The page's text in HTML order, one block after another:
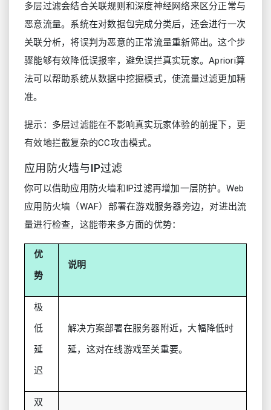
多层过滤会结合关联规则和深度神经网络来区分正常与
恶意流量。系统在对数据包完成分类后，还会进行一次
关联分析，将误判为恶意的正常流量重新筛出。这个步
骤能够有效降低误报率，避免误拦真实玩家。Apriori算
法可以帮助系统从数据中挖掘模式，使流量过滤更加精
准。
提示：多层过滤能在不影响真实玩家体验的前提下，更
有效地拦截复杂的CC攻击模式。
应用防火墙与IP过滤
你可以借助应用防火墙和IP过滤再增加一层防护。Web
应用防火墙（WAF）部署在游戏服务器旁边，对进出流
量进行检查，这能带来多方面的优势：
优
势
说明
极
低
延
迟
解决方案部署在服务器附近，大幅降低时
延，这对在线游戏至关重要。
双